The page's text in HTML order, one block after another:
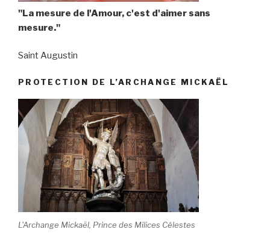
"La mesure de l'Amour, c'est d'aimer sans
mesure."
Saint Augustin
PROTECTION DE L’ARCHANGE MICKAËL
L'Archange Mickaël, Prince des Milices Célestes